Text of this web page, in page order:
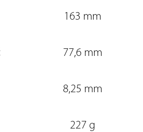
163 mm
77,6 mm
8,25 mm
227 g